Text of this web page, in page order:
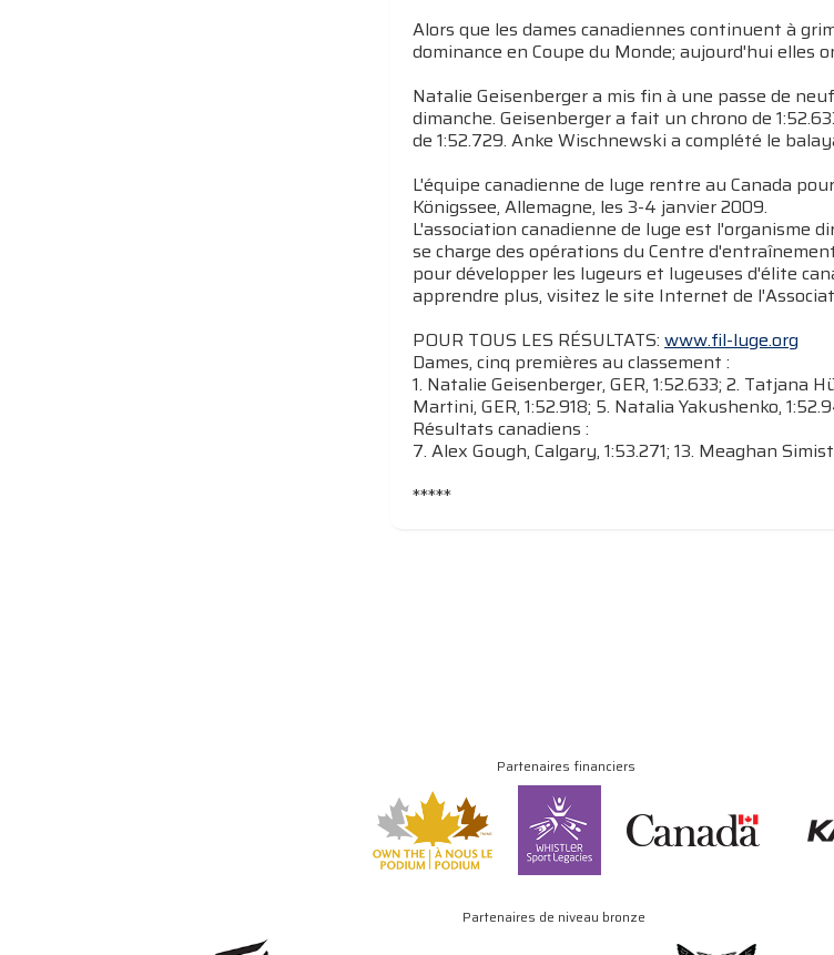
Alors que les dames canadiennes continuent à
dominance en Coupe du Monde; aujourd'hui elles
Natalie Geisenberger a mis fin à une passe de
dimanche. Geisenberger a fait un chrono de
de 1:52.729. Anke Wischnewski a complété le
L'équipe canadienne de luge rentre au Canada
Königssee, Allemagne, les 3-4 janvier 2009.
L'association canadienne de luge est l'organisme
se charge des opérations du Centre
pour développer les lugeurs et lugeuses d'élite
apprendre plus, visitez le site Internet de
POUR TOUS LES RÉSULTATS: www.fil-luge.org
Dames, cinq premières au classement :
1. Natalie Geisenberger, GER, 1:52.633; 2. Tatjana
Martini, GER, 1:52.918; 5. Natalia Yakushenko,
Résultats canadiens :
7. Alex Gough, Calgary, 1:53.271; 13. Meaghan
*****
Partenaires financiers
Partenaires de niveau bronze